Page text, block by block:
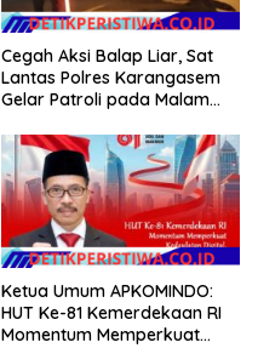
Cegah Aksi Balap Liar, Sat
Lantas Polres Karangasem
Gelar Patroli pada Malam
Ketua Umum APKOMINDO:
HUT Ke-81 Kemerdekaan RI
Momentum Memperkuat